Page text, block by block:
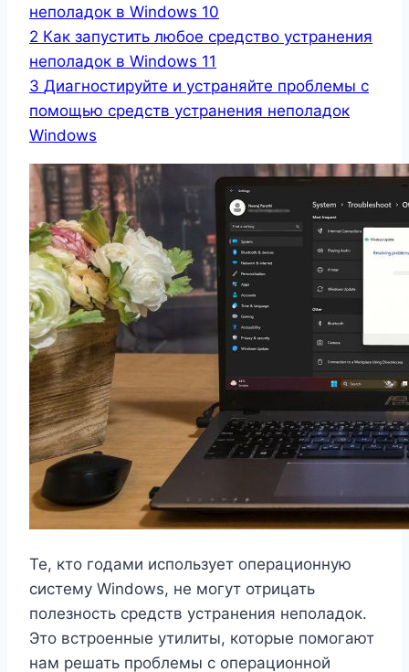
неполадок в Windows 10
2 Как запустить любое средство устранения
неполадок в Windows 11
3 Диагностируйте и устраняйте проблемы с
помощью средств устранения неполадок
Windows
Те, кто годами использует операционную
систему Windows, не могут отрицать
полезность средств устранения неполадок.
Это встроенные утилиты, которые помогают
нам решать проблемы с операционной